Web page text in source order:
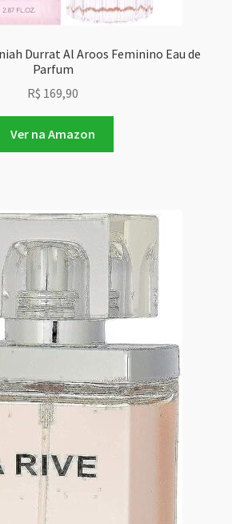
Durrat Al Aroos Feminino Eau de
Parfum
R$ 169,90
Ver na Amazon